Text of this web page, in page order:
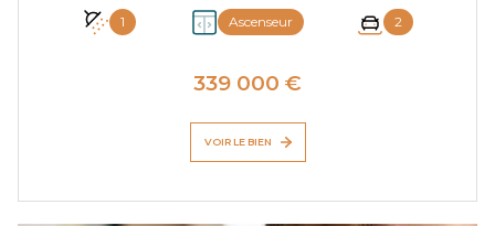
1 Ascenseur 2
339 000 €
VOIR LE BIEN